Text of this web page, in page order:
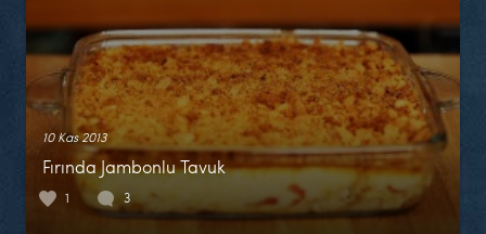
10 Kas 2013
Fırında Jambonlu Tavuk
1 3